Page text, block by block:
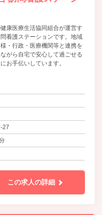
健康医療生活協同組合が運営す
看護ステーションです。地域
・行政・医療機関等と連携を
ながら自宅で安心して過ごせる
お手伝いしています。
27
この求人の詳細